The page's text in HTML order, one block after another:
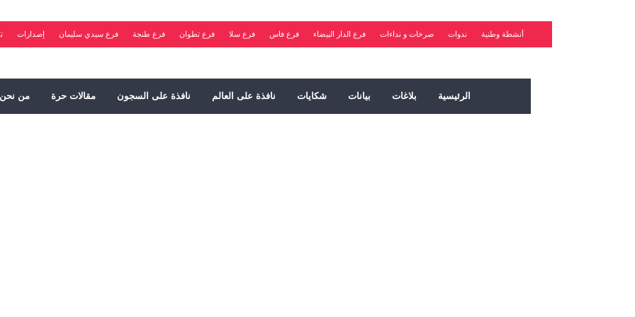
أنشطة وطنية ندوات صرخات و نداءات فرع الدار البيضاء فرع فاس فرع سلا فرع تطوان فرع طنجة فرع سيدي سليمان إصدارات
الرئيسية بلاغات بيانات شكايات نافذة على العالم نافذة على السجون مقالات حرة من نحن